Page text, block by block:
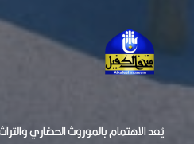
يُعد الاهتمام بالموروث الحضاري